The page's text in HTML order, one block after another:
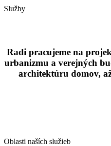
Služby
Radi pracujeme na
urbanizmu a verejných
architektúru domov,
Oblasti naších služieb